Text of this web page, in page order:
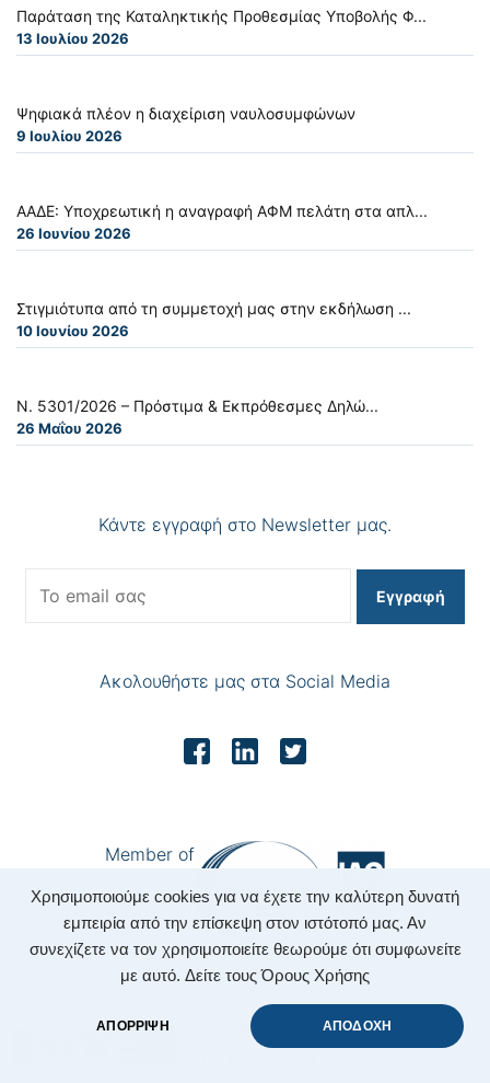
Χρησιμοποιούμε cookies για να έχετε την καλύτερη δυνατή
εμπειρία από την επίσκεψη στον ιστότοπό μας. Αν
συνεχίζετε να τον χρησιμοποιείτε θεωρούμε ότι συμφωνείτε
με αυτό. Δείτε τους Όρους Χρήσης
ΑΠΟΡΡΙΨΗ ΑΠΟΔΟΧΗ
Παράταση της Καταληκτικής Προθεσμίας Υποβολής Φ...
13 Ιουλίου 2026
Ψηφιακά πλέον η διαχείριση ναυλοσυμφώνων
9 Ιουλίου 2026
ΑΑΔΕ: Υποχρεωτική η αναγραφή ΑΦΜ πελάτη στα απλ...
26 Ιουνίου 2026
Στιγμιότυπα από τη συμμετοχή μας στην εκδήλωση ...
10 Ιουνίου 2026
Ν. 5301/2026 – Πρόστιμα & Εκπρόθεσμες Δηλώ...
26 Μαΐου 2026
Κάντε εγγραφή στο Newsletter μας.
Εγγραφή
Ακολουθήστε μας στα Social Media
Member of
Copyright 2022 Nepa - New Enterprising Progressive